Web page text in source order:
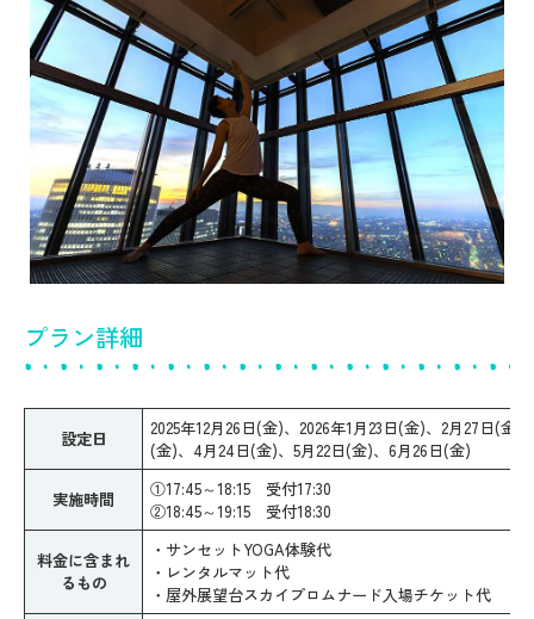
プラン詳細
設定日
2025年12月26日(金)、2026年1月23日(金)、2月27日(金)
(金)、4月24日(金)、5月22日(金)、6月26日(金)
実施時間
①17:45～18:15 受付17:30
②18:45～19:15 受付18:30
料金に含まれ
るもの
・サンセットYOGA体験代
・レンタルマット代
・屋外展望台スカイプロムナード入場チケット代